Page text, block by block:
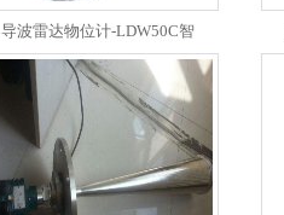
导波雷达物位计-LDW50C智